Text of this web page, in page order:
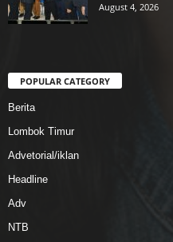
August 4, 2026
POPULAR CATEGORY
Berita
Lombok Timur
Advetorial/iklan
Headline
Adv
NTB